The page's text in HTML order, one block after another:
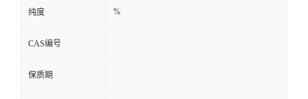
纯度 %
CAS编号
保质期